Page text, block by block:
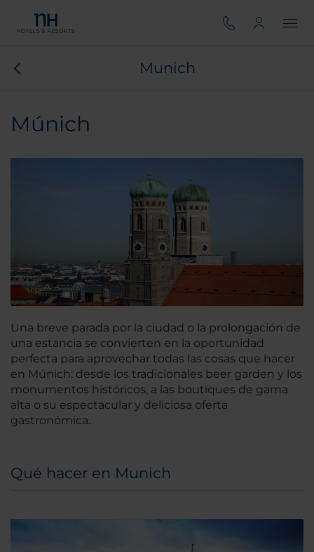
Munich
Múnich
Una breve parada por la ciudad o la prolongación de
una estancia se convierten en la oportunidad
perfecta para aprovechar todas las cosas que hacer
en Múnich: desde los tradicionales beer garden y los
monumentos históricos, a las boutiques de gama
alta o su espectacular y deliciosa oferta
gastronómica.
Qué hacer en Munich